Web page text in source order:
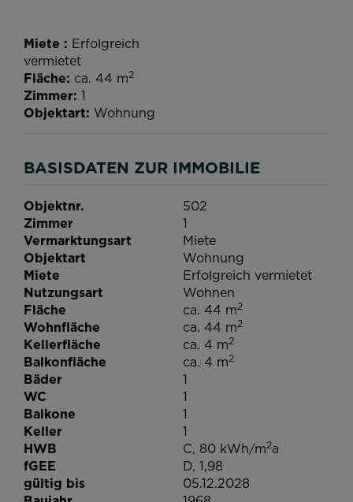
Miete
Erfolgreich
vermietet
Fläche ca. 44 m2
Zimmer 1
Objektart Wohnung
BASISDATEN ZUR IMMOBILIE
Objektnr.
502
Zimmer
1
Vermarktungsart
Miete
Objektart
Wohnung
Miete
Erfolgreich vermietet
Nutzungsart
Wohnen
Fläche
ca. 44 m2
Wohnfläche ca. 44 m2
Kellerfläche ca. 4 m2
Balkonfläche ca. 4 m2
Bäder
1
WC
1
Balkone
1
Keller
1
HWB
C, 80 kWh/m2a
fGEE
D, 1,98
gültig bis
05.12.2028